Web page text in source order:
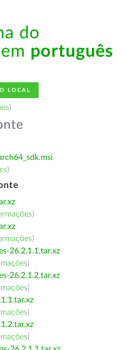
do
português
LOCAL
)
)
)
)
26.2.1.1.tar.xz
)
26.2.1.2.tar.xz
)
)
)